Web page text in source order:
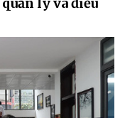
lý và điều